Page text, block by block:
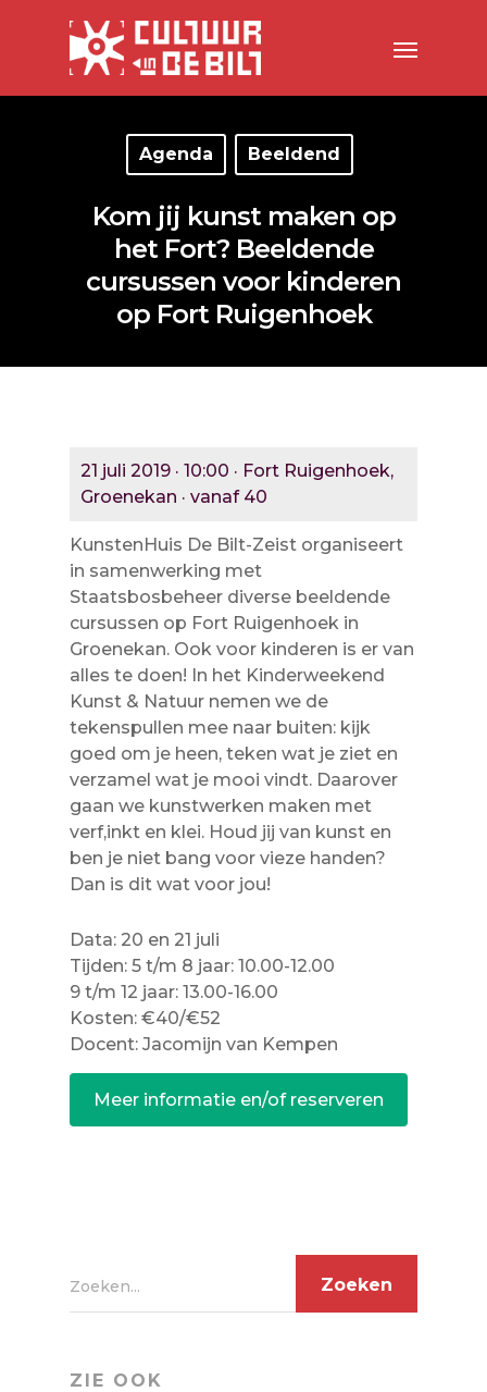
Agenda Beeldend
Kom jij kunst maken op
het Fort? Beeldende
cursussen voor kinderen
op Fort Ruigenhoek
21 juli 2019 · 10:00 · Fort Ruigenhoek,
Groenekan · vanaf 40
KunstenHuis De Bilt-Zeist organiseert
in samenwerking met
Staatsbosbeheer diverse beeldende
cursussen op Fort Ruigenhoek in
Groenekan. Ook voor kinderen is er van
alles te doen! In het Kinderweekend
Kunst & Natuur nemen we de
tekenspullen mee naar buiten: kijk
goed om je heen, teken wat je ziet en
verzamel wat je mooi vindt. Daarover
gaan we kunstwerken maken met
verf,inkt en klei. Houd jij van kunst en
ben je niet bang voor vieze handen?
Dan is dit wat voor jou!
Data: 20 en 21 juli
Tijden: 5 t/m 8 jaar: 10.00-12.00
9 t/m 12 jaar: 13.00-16.00
Kosten: €40/€52
Docent: Jacomijn van Kempen
Meer informatie en/of reserveren
Zoeken...
ZIE OOK